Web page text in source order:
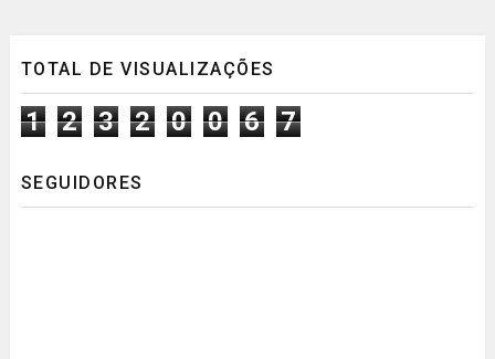
TOTAL DE VISUALIZAÇÕES
1 2 3 2 0 0 6 7
SEGUIDORES